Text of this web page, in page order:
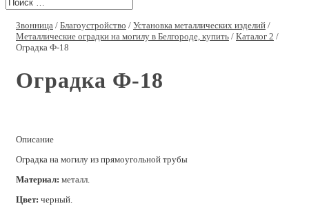
Звонница / Благоустройство / Установка металлических изделий /
Металлические оградки на могилу в Белгороде, купить / Каталог 2 /
Оградка Ф-18
Оградка Ф-18
Описание
Оградка на могилу из прямоугольной трубы
Материал: металл.
Цвет: черный.